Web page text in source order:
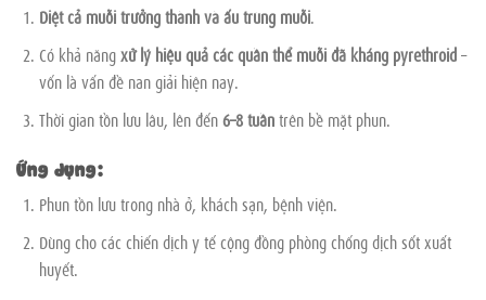
Diệt cả muỗi trưởng thành và ấu trùng muỗi.
Có khả năngxử lý hiệu quả các quần thể muỗi đã kháng pyrethroid–
vốn là vấn đề nan giải hiện nay.
Thời gian tồn lưu lâu, lên đến6–8 tuầntrên bề mặt phun.
Ứng dụng:
Phun tồn lưu trong nhà ở, khách sạn, bệnh viện.
Dùng cho các chiến dịch y tế cộng đồng phòng chống dịch sốt xuất
huyết.